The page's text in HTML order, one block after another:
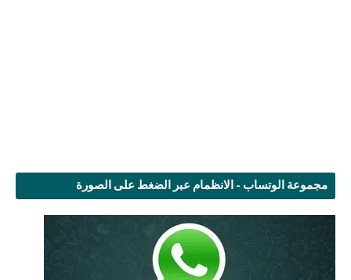
مجموعة الوتساب - الانظمام عبر الضغط على الصورة